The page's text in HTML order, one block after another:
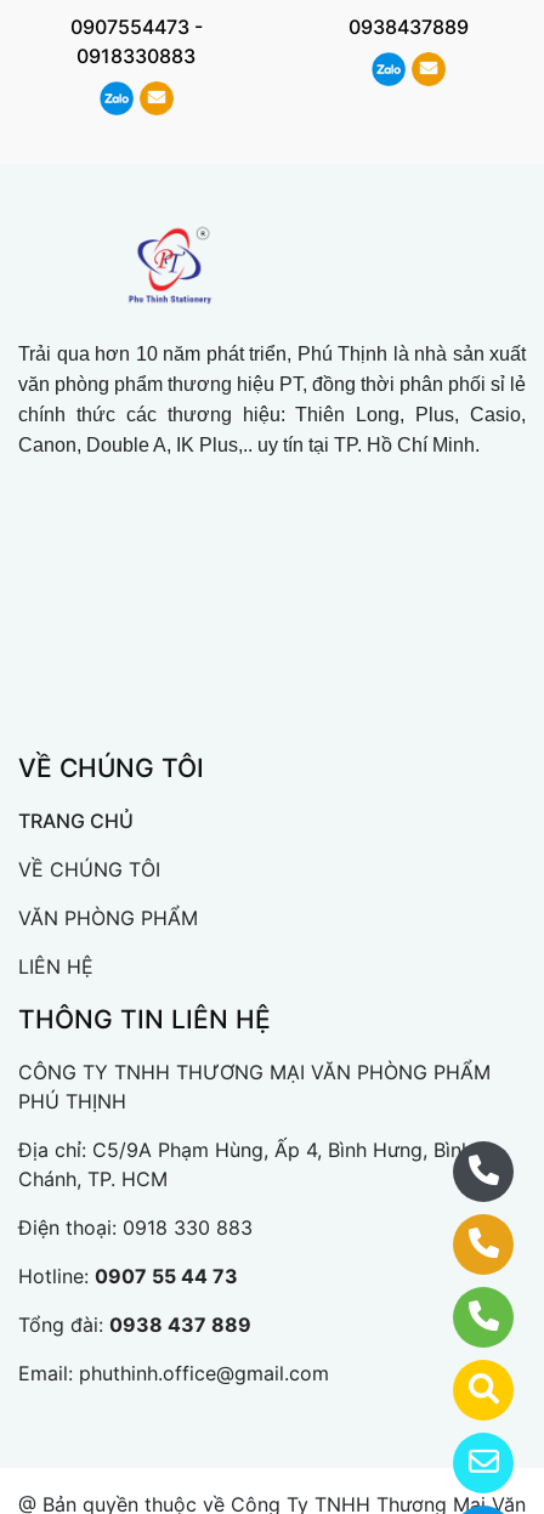
0907554473-
0918330883
0938437889
Trải qua hơn 10 năm phát triển, Phú Thịnh là nhà sản xuất
văn phòng phẩm thương hiệu PT, đồng thời phân phối sỉ lẻ
chính thức các thương hiệu: Thiên Long, Plus, Casio,
Canon, Double A, IK Plus,.. uy tín tại TP. Hồ Chí Minh.
VỀ CHÚNG TÔI
TRANG CHỦ
VỀ CHÚNG TÔI
VĂN PHÒNG PHẨM
LIÊN HỆ
THÔNG TIN LIÊN HỆ
CÔNG TY TNHH THƯƠNG MẠI VĂN PHÒNG PHẨM
PHÚ THỊNH
Địa chỉ: C5/9A Phạm Hùng, Ấp 4, Bình Hưng, Bình
Chánh, TP. HCM
Điện thoại: 0918 330 883
Hotline: 0907 55 44 73
Tổng đài: 0938 437 889
Email: phuthinh.office@gmail.com
@ Bản quyền thuộc về Công Ty TNHH Thương Mại Văn